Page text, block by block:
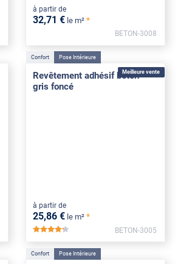
à partir de
32,71 € le m² *
BETON-3008
Meilleure vente
Confort Pose Intérieure
Revêtement adhésif béton
gris foncé
à partir de
25,86 € le m² *
*****
BETON-3005
Confort Pose Intérieure